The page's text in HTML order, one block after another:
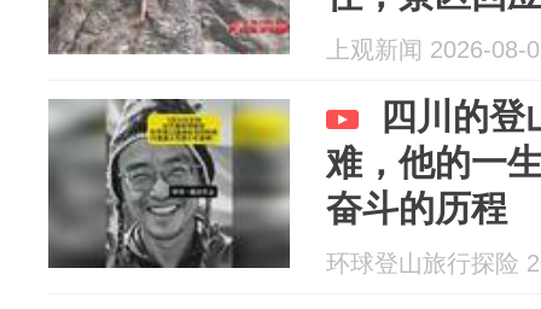
上观新闻 2026-08-
四川的登
难，他的一
奋斗的历程
环球登山旅行探险